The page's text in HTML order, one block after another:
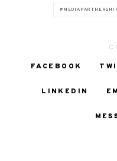
FACEBOOK
LINKEDIN